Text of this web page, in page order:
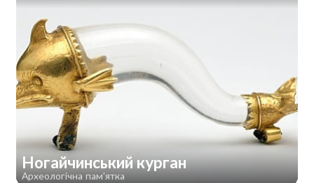
Ногайчинський курган
Археологічна пам'ятка